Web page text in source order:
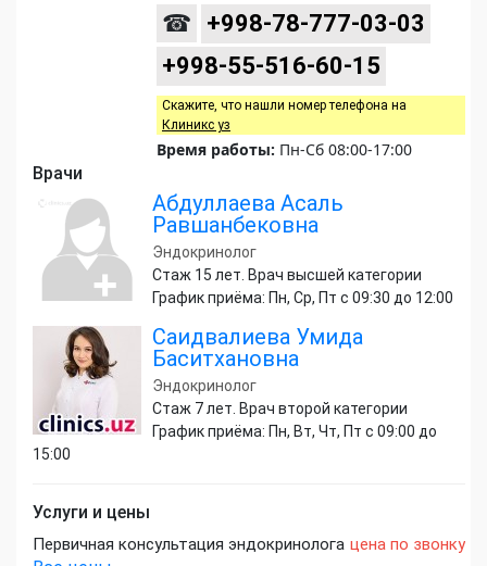
☎
+998-78-777-03-03
+998-55-516-60-15
Скажите, что нашли номер телефона на
Клиникс уз
Время работы: Пн-Сб 08:00-17:00
Врачи
Абдуллаева Асаль
Равшанбековна
Эндокринолог
Стаж 15 лет. Врач высшей категории
График приёма: Пн, Ср, Пт с 09:30 до 12:00
Саидвалиева Умида
Баситхановна
Эндокринолог
Стаж 7 лет. Врач второй категории
График приёма: Пн, Вт, Чт, Пт с 09:00 до
15:00
Услуги и цены
Первичная консультация эндокринолога цена по звонку